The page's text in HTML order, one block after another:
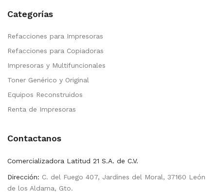
Categorías
Refacciones para Impresoras
Refacciones para Copiadoras
Impresoras y Multifuncionales
Toner Genérico y Original
Equipos Reconstruidos
Renta de Impresoras
Contactanos
Comercializadora Latitud 21 S.A. de C.V.
Dirección: C. del Fuego 407, Jardines del Moral, 37160 León
de los Aldama, Gto.